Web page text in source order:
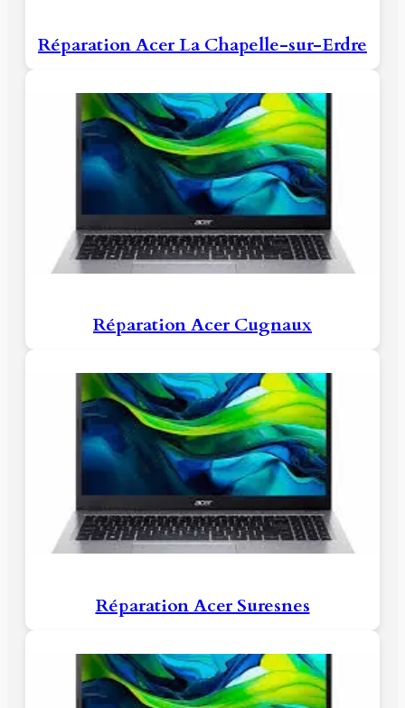
Réparation Acer La Chapelle-sur-Erdre
Réparation Acer Cugnaux
Réparation Acer Suresnes